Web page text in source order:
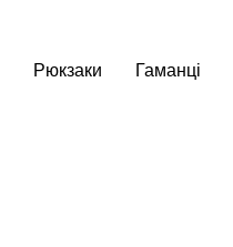
Рюкзаки Гаманці